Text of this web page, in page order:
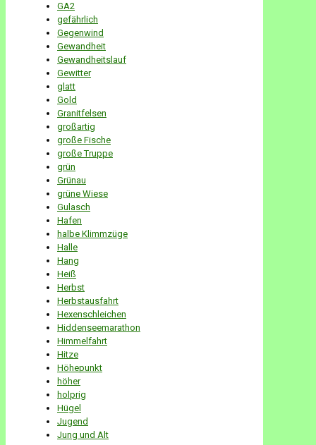
GA2
gefährlich
Gegenwind
Gewandheit
Gewandheitslauf
Gewitter
glatt
Gold
Granitfelsen
großartig
große Fische
große Truppe
grün
Grünau
grüne Wiese
Gulasch
Hafen
halbe Klimmzüge
Halle
Hang
Heiß
Herbst
Herbstausfahrt
Hexenschleichen
Hiddenseemarathon
Himmelfahrt
Hitze
Höhepunkt
höher
holprig
Hügel
Jugend
Jung und Alt